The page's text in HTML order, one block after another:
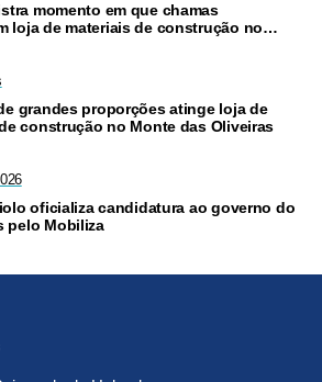
momento em que chamas
loja de materiais de construção no
grandes proporções atinge loja de
construção no Monte das Oliveiras
oficializa candidatura ao governo do
pelo Mobiliza